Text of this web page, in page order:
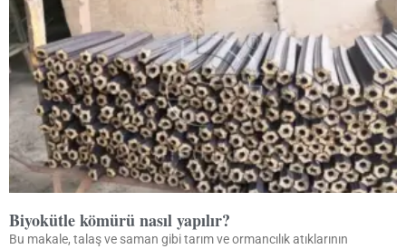
Biyokütle kömürü nasıl yapılır?
Bu makale, talaş ve saman gibi tarım ve ormancılık atıklarının